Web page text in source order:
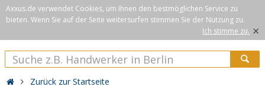
Axxus.de verwendet Cookies, um Ihnen den bestmöglichen Service zu
bieten. Wenn Sie auf der Seite weitersurfen stimmen Sie der Nutzung zu.
Ich stimme zu. ×
Zurück zur Startseite